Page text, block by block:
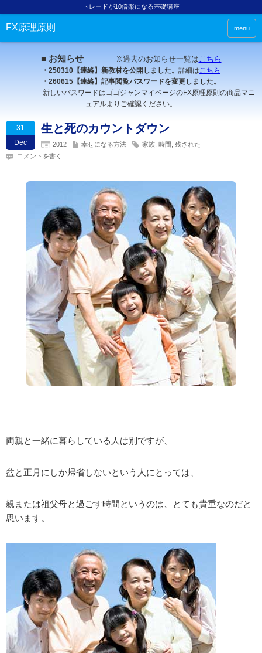
トレードが10倍楽になる基礎講座
FX原理原則 menu
■ お知らせ ※過去のお知らせ一覧はこちら
・250310【連絡】新教材を公開しました。 詳細はこちら
・260615【連絡】記事閲覧パスワードを変更しました。
新しいパスワードはゴゴジャンマイページのFX原理原則の商品マニ
ュアルよりご確認ください。
31
Dec
生と死のカウントダウン
2012 幸せになる方法 家族 時間 残された
コメントを書く
両親と一緒に暮らしている人は別ですが、
盆と正月にしか帰省しないという人にとっては、
親または祖父母と過ごす時間というのは、とても貴重なのだと
思います。